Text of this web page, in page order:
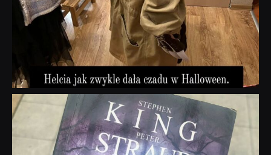
dobryhorror
Wrz 23